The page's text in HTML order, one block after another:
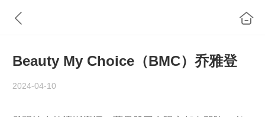
Beauty My Choice（BMC）乔雅登
2024-04-10